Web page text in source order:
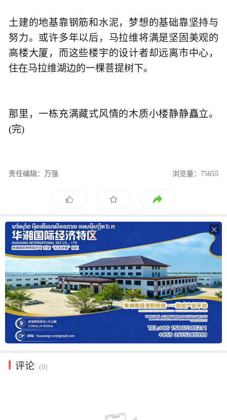
土建的地基靠钢筋和水泥，梦想的基础靠坚持与
努力。或许多年以后，马拉维将满是坚固美观的
高楼大厦，而这些楼宇的设计者却远离市中心，
住在马拉维湖边的一棵菩提树下。
那里，一栋充满藏式风情的木质小楼静静矗立。
(完)
责任编辑：万强 浏览量：75655

评论 (0)